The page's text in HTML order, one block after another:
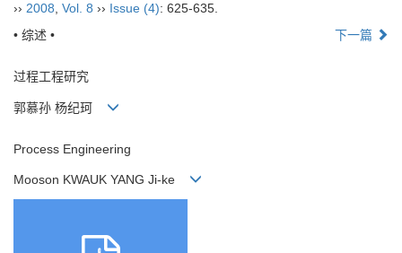
›› 2008 Vol. 8 ›› Issue (4): 625-635.
• 综述 •
下一篇
过程工程研究
郭慕孙 杨纪珂
Process Engineering
Mooson KWAUK YANG Ji-ke